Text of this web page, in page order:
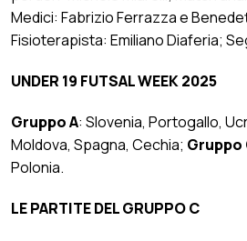
Medici: Fabrizio Ferrazza e
Fisioterapista: Emiliano Diaferia;
UNDER 19 FUTSAL WEEK 2025
Gruppo A: Slovenia, Portogallo,
Moldova, Spagna, Cechia; Gruppo
Polonia.
LE PARTITE DEL GRUPPO C